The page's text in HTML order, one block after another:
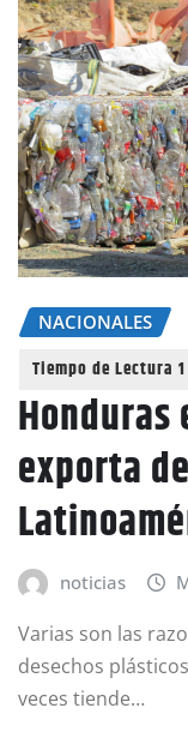
NACIONALES
Honduras
exporta
noticias
Varias son las
desechos
veces tiende…